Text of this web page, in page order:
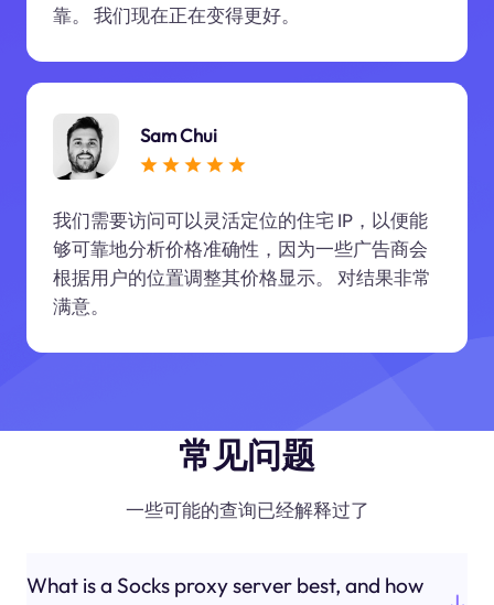
靠。 我们现在正在变得更好。
Sam Chui
我们需要访问可以灵活定位的住宅 IP，以便能
够可靠地分析价格准确性，因为一些广告商会
根据用户的位置调整其价格显示。 对结果非常
满意。
常见问题
一些可能的查询已经解释过了
What is a Socks proxy server best, and how